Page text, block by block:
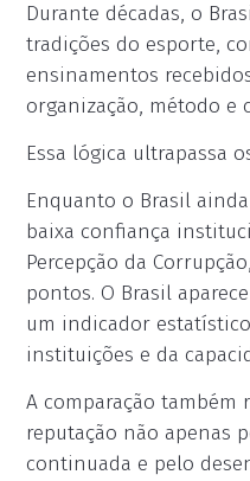
Durante décadas, o
tradições do esporte,
ensinamentos
organização, método e
Essa lógica ultrapassa
Enquanto o Brasil
baixa confiança
Percepção da
pontos. O Brasil
um indicador
instituições e da
A comparação também
reputação não apenas
continuada e pelo